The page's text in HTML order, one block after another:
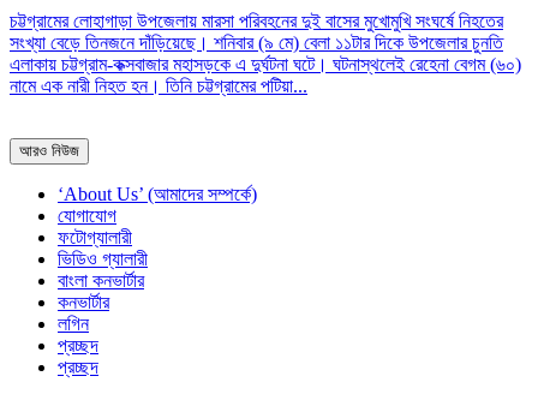
চট্টগ্রামের লোহাগাড়া উপজেলায় মারসা পরিবহনের দুই বাসের মুখোমুখি সংঘর্ষে নিহতের
সংখ্যা বেড়ে তিনজনে দাঁড়িয়েছে। ‎শনিবার (৯ মে) বেলা ১১টার দিকে উপজেলার চুনতি
এলাকায় চট্টগ্রাম-কক্সবাজার মহাসড়কে এ দুর্ঘটনা ঘটে। ‎ঘটনাস্থলেই রেহেনা বেগম (৬০)
নামে এক নারী নিহত হন। তিনি চট্টগ্রামের পটিয়া...
আরও নিউজ
‘About Us’ (আমাদের সম্পর্কে)
যোগাযোগ
ফটোগ্যালারী
ভিডিও গ্যালারী
বাংলা কনভার্টার
কনভার্টার
লগিন
প্রচ্ছদ
প্রচ্ছদ